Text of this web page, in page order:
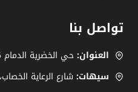
تواصل بنا
العنوان:حي الخضرية الدمام 32435.
سيهات: شارع الرعاية الخصاب، ‎.32452